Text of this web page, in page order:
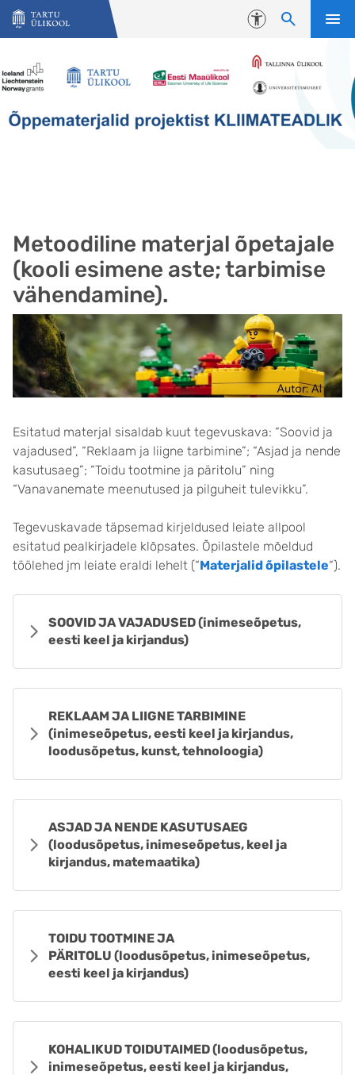
Liigu edasi põhisisu juurde
Juurdepääsetavus
Metoodiline materjal õpetajale
(kooli esimene aste; tarbimise
vähendamine).
Esitatud materjal sisaldab kuut tegevuskava: “Soovid ja
vajadused”, “Reklaam ja liigne tarbimine”; “Asjad ja nende
kasutusaeg”; “Toidu tootmine ja päritolu” ning
“Vanavanemate meenutused ja pilguheit tulevikku”.
Tegevuskavade täpsemad kirjeldused leiate allpool
esitatud pealkirjadele klõpsates. Õpilastele mõeldud
töölehed jm leiate eraldi lehelt (“Materjalid õpilastele“).
SOOVID JA VAJADUSED (inimeseõpetus,
eesti keel ja kirjandus)
REKLAAM JA LIIGNE TARBIMINE
(inimeseõpetus, eesti keel ja kirjandus,
loodusõpetus, kunst, tehnoloogia)
ASJAD JA NENDE KASUTUSAEG
(loodusõpetus, inimeseõpetus, keel ja
kirjandus, matemaatika)
TOIDU TOOTMINE JA
PÄRITOLU (loodusõpetus, inimeseõpetus,
eesti keel ja kirjandus)
KOHALIKUD TOIDUTAIMED (loodusõpetus,
inimeseõpetus, eesti keel ja kirjandus,